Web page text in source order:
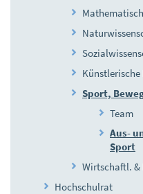
Sport,
Team
Aus-
Sport
Wirtschaftl.
Hochschulrat